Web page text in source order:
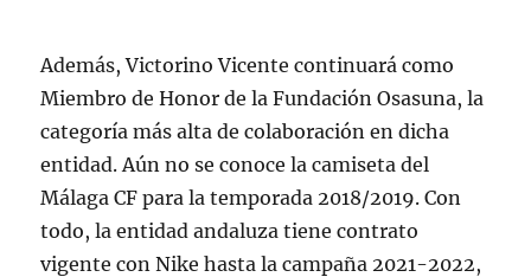
Además, Victorino Vicente continuará como
Miembro de Honor de la Fundación Osasuna, la
categoría más alta de colaboración en dicha
entidad. Aún no se conoce la camiseta del
Málaga CF para la temporada 2018/2019. Con
todo, la entidad andaluza tiene contrato
vigente con Nike hasta la campaña 2021-2022,